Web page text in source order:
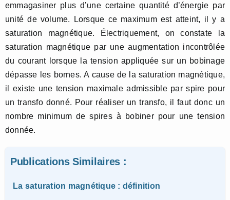
emmagasiner plus d’une certaine quantité d’énergie par
unité de volume. Lorsque ce maximum est atteint, il y a
saturation magnétique. Électriquement, on constate la
saturation magnétique par une augmentation incontrôlée
du courant lorsque la tension appliquée sur un bobinage
dépasse les bornes. A cause de la saturation magnétique,
il existe une tension maximale admissible par spire pour
un transfo donné. Pour réaliser un transfo, il faut donc un
nombre minimum de spires à bobiner pour une tension
donnée.
Publications Similaires :
La saturation magnétique : définition